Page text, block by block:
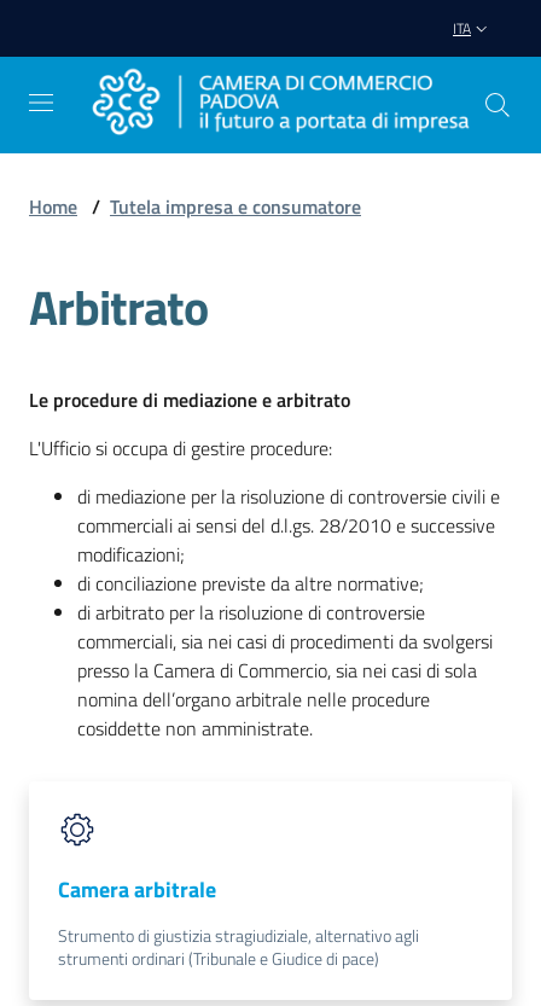
ITA
Impresa
Promuovere
Impresa
territorio
Tutelare
Impresa
Digitale
Home / Tutela impresa e consumatore
Arbitrato
Le procedure di mediazione e arbitrato
L'Ufficio si occupa di gestire procedure:
di mediazione per la risoluzione di controversie civili e
commerciali ai sensi del d.l.gs. 28/2010 e successive
modificazioni;
di conciliazione previste da altre normative;
di arbitrato per la risoluzione di controversie
commerciali, sia nei casi di procedimenti da svolgersi
presso la Camera di Commercio, sia nei casi di sola
nomina dell’organo arbitrale nelle procedure
cosiddette non amministrate.
Camera arbitrale
Strumento di giustizia stragiudiziale, alternativo agli
strumenti ordinari (Tribunale e Giudice di pace)